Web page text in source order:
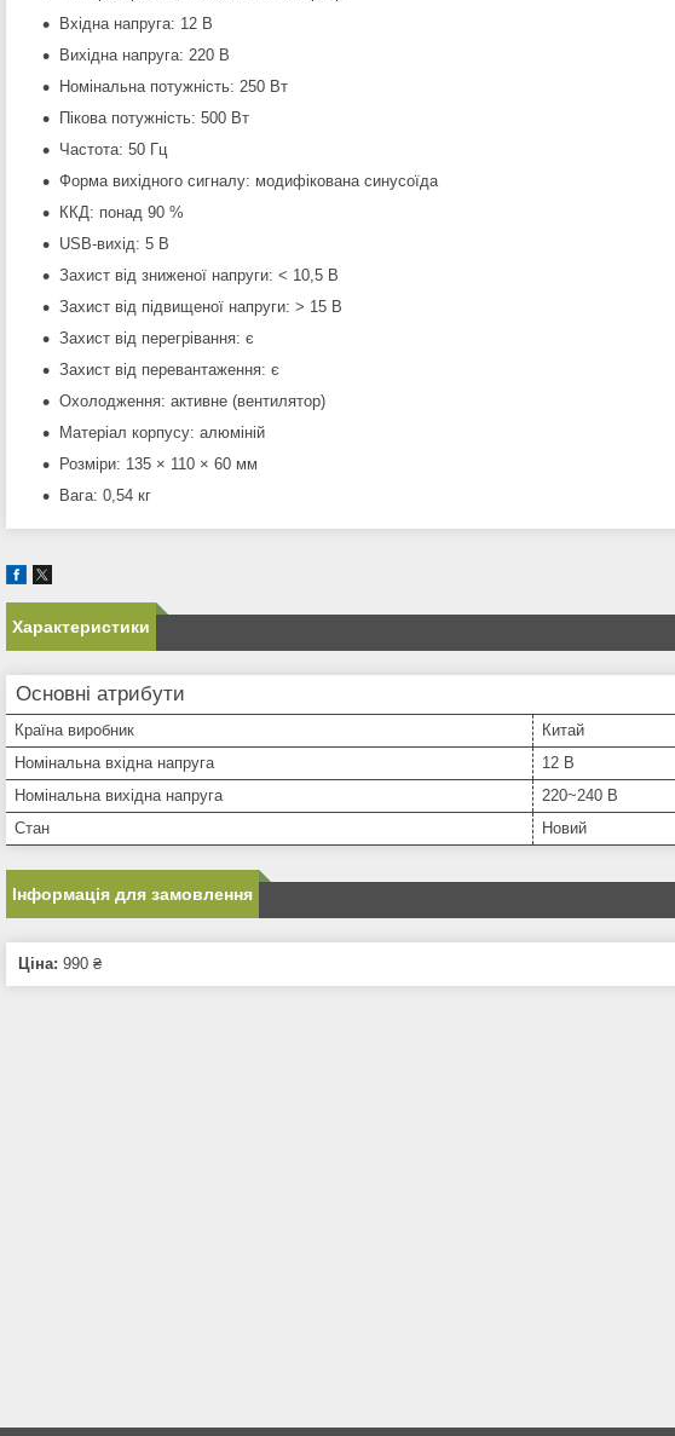
Вхідна напруга: 12 В
Вихідна напруга: 220 В
Номінальна потужність: 250 Вт
Пікова потужність: 500 Вт
Частота: 50 Гц
Форма вихідного сигналу: модифікована синусоїда
ККД: понад 90 %
USB-вихід: 5 В
Захист від зниженої напруги: < 10,5 В
Захист від підвищеної напруги: > 15 В
Захист від перегрівання: є
Захист від перевантаження: є
Охолодження: активне (вентилятор)
Матеріал корпусу: алюміній
Розміри: 135 × 110 × 60 мм
Вага: 0,54 кг
Характеристики
Основні атрибути
Країна виробник
Китай
Номінальна вхідна напруга
12 В
Номінальна вихідна напруга
220~240 В
Стан
Новий
Інформація для замовлення
Ціна: 990 ₴